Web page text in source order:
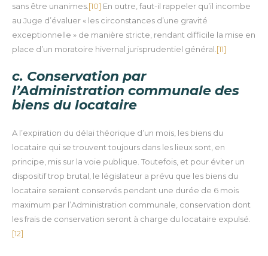
sans être unanimes. [10] En outre, faut-il rappeler qu’il incombe
au Juge d’évaluer « les circonstances d’une gravité
exceptionnelle » de manière stricte, rendant difficile la mise en
place d’un moratoire hivernal jurisprudentiel général. [11]
c. Conservation par
l’Administration communale des
biens du locataire
A l’expiration du délai théorique d’un mois, les biens du
locataire qui se trouvent toujours dans les lieux sont, en
principe, mis sur la voie publique. Toutefois, et pour éviter un
dispositif trop brutal, le législateur a prévu que les biens du
locataire seraient conservés pendant une durée de 6 mois
maximum par l’Administration communale, conservation dont
les frais de conservation seront à charge du locataire expulsé.
[12]